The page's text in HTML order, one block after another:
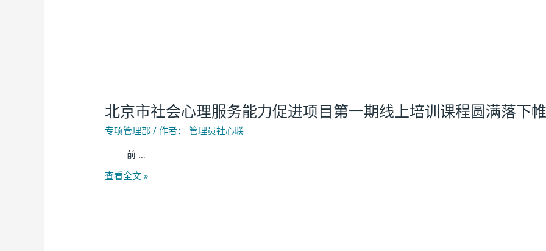
北京市社会心理服务能力促进项目第一期线上培训课程圆满落下
专项管理部 / 作者：
管理员社心联
前 …
查看全文 »